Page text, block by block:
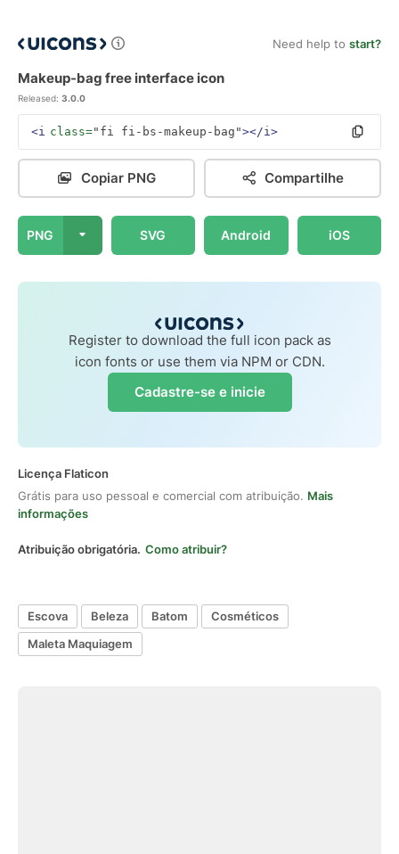
Need help to start?
Makeup-bag free interface icon
Released: 3.0.0
<i class="fi fi-bs-makeup-bag"></i>
Copiar PNG Compartilhe
PNG SVG Android iOS
Register to download the full icon pack as
icon fonts or use them via NPM or CDN.
Cadastre-se e inicie
Licença Flaticon
Grátis para uso pessoal e comercial com atribuição. Mais
informações
Atribuição obrigatória. Como atribuir?
Escova Beleza Batom
Cosméticos
Maleta Maquiagem